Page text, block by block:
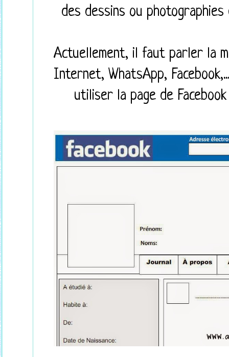
des dessins ou
Actuellement, il faut parler la
Internet, WhatsApp,
utiliser la page de